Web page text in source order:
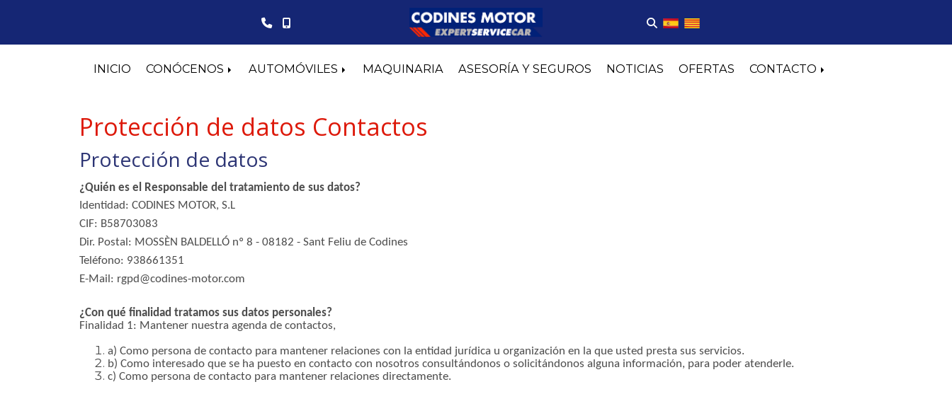
INICIO CONÓCENOS AUTOMÓVILES MAQUINARIA ASESORÍA Y SEGUROS NOTICIAS OFERTAS CONTACTO
Protección de datos Contactos
Protección de datos
¿Quién es el Responsable del tratamiento de sus datos?
Identidad: CODINES MOTOR, S.L
CIF: B58703083
Dir. Postal: MOSSÈN BALDELLÓ nº 8 - 08182 - Sant Feliu de Codines
Teléfono: 938661351
E-Mail: rgpd@codines-motor.com
¿Con qué finalidad tratamos sus datos personales?
Finalidad 1: Mantener nuestra agenda de contactos,
a) Como persona de contacto para mantener relaciones con la entidad jurídica u organización en la que usted presta sus servicios.
b) Como interesado que se ha puesto en contacto con nosotros consultándonos o solicitándonos alguna información, para poder atenderle.
c) Como persona de contacto para mantener relaciones directamente.